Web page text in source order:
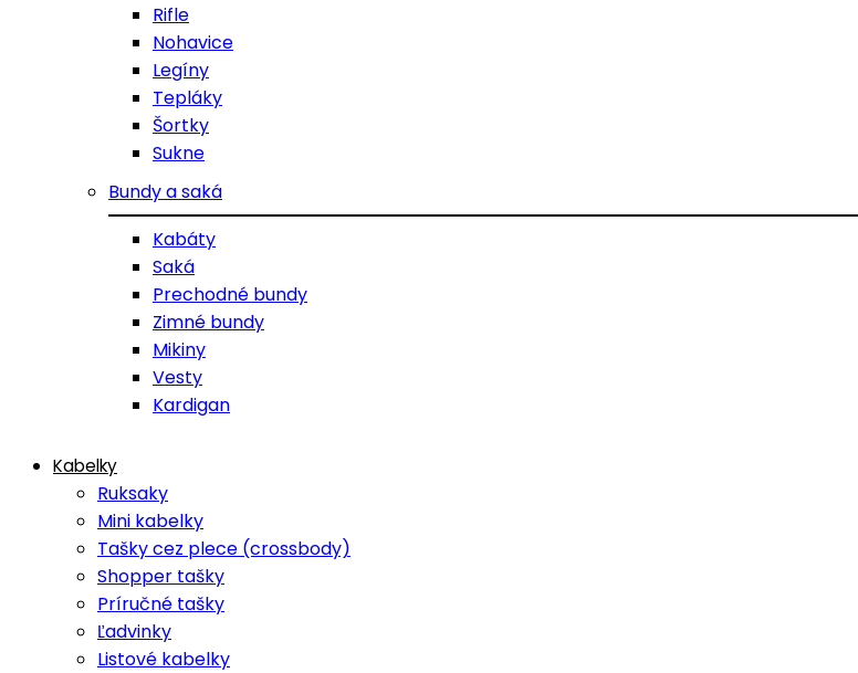
Rifle
Nohavice
Legíny
Tepláky
Šortky
Sukne
Bundy a saká
Kabáty
Saká
Prechodné bundy
Zimné bundy
Mikiny
Vesty
Kardigan
Kabelky
Ruksaky
Mini kabelky
Tašky cez plece (crossbody)
Shopper tašky
Príručné tašky
Ľadvinky
Listové kabelky